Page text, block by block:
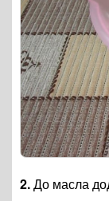
2.До масла